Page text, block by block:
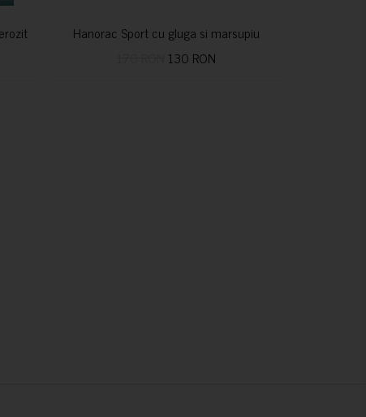
vindecăHanorac Sport cu gluga si marsupiu
130 RON